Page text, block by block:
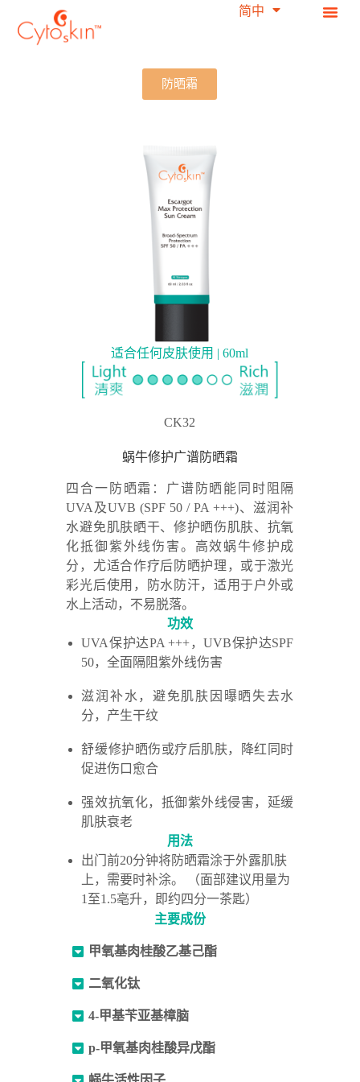
跳
过
简中
繁中
防晒霜
适合任何皮肤使用 | 60ml
CK32
蜗牛修护广谱防晒霜
四合一防晒霜：广谱防晒能同时阻隔
UVA及UVB (SPF 50 / PA +++)、滋润补
水避免肌肤晒干、修护晒伤肌肤、抗氧
化抵御紫外线伤害。高效蜗牛修护成
分，尤适合作疗后防晒护理，或于激光
彩光后使用，防水防汗，适用于户外或
水上活动，不易脱落。
功效
UVA保护达PA +++，UVB保护达SPF
50，全面隔阻紫外线伤害
滋润补水，避免肌肤因曝晒失去水
分，产生干纹
舒缓修护晒伤或疗后肌肤，降红同时
促进伤口愈合
强效抗氧化，抵御紫外线侵害，延缓
肌肤衰老
用法
出门前20分钟将防晒霜涂于外露肌肤
上，需要时补涂。 （面部建议用量为
1至1.5亳升，即约四分一茶匙）
主要成份
甲氧基肉桂酸乙基己酯
二氧化钛
4-甲基苄亚基樟脑
p-甲氧基肉桂酸异戊酯